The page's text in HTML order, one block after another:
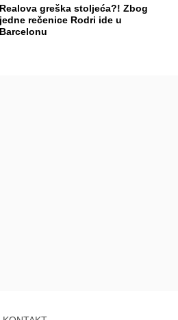
Realova greška stoljeća?! Zbog
jedne rečenice Rodri ide u
Barcelonu